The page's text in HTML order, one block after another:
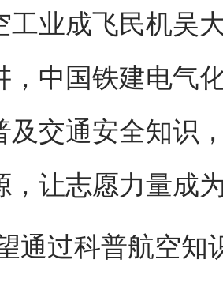
工业成飞民机吴
，中国铁建电气
及交通安全知识
，让志愿力量成
通过科普航空知